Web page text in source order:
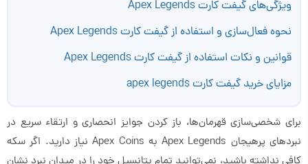
ویژگی‌های گیفت کارت Apex Legends
نحوه فعال‌سازی و استفاده از گیفت کارت Apex Legends
قوانین و نکات استفاده از گیفت کارت Apex Legends
مزایای خرید گیفت کارت apex legends
برای شخصی‌سازی قهرمان‌ها، باز کردن جوایز انحصاری و ارتقاء سریع در
نبردهای پرهیجان Apex Legends به Apex Coins نیاز دارید. اگر سکه